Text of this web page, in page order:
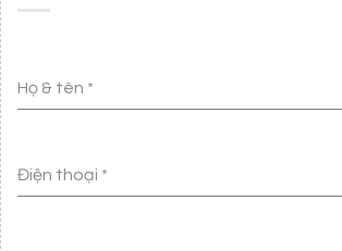
Họ & tên *
Điện thoại *